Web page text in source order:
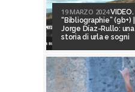
19 MARZO 2024VIDEO.
“Bibliographie” (9b+) |
Jorge Díaz-Rullo: una
storia di urla e sogni